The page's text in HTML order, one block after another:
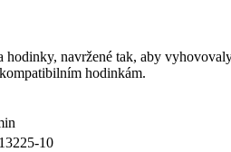
navržené tak, aby
hodinkám.
10